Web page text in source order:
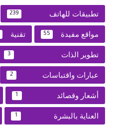
تطبيقات للهاتف 239
مواقع مفيدة 55 تقنية
تطوير الذات 3
عبارات واقتباسات 2
أشعار وقصائد 1
العناية بالبشرة 1